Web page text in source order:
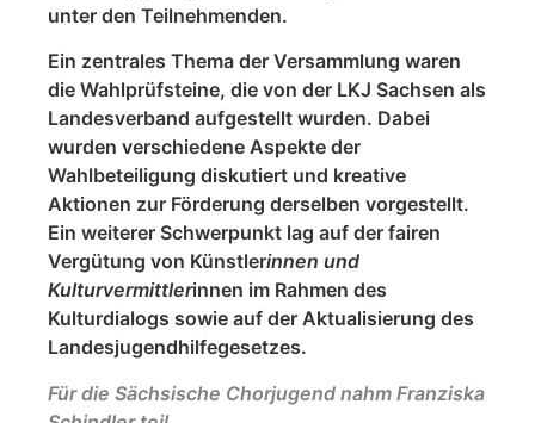
unter den Teilnehmenden.
Ein zentrales Thema der Versammlung waren
die Wahlprüfsteine, die von der LKJ Sachsen als
Landesverband aufgestellt wurden. Dabei
wurden verschiedene Aspekte der
Wahlbeteiligung diskutiert und kreative
Aktionen zur Förderung derselben vorgestellt.
Ein weiterer Schwerpunkt lag auf der fairen
Vergütung von Künstlerinnen und
Kulturvermittlerinnen im Rahmen des
Kulturdialogs sowie auf der Aktualisierung des
Landesjugendhilfegesetzes.
Für die Sächsische Chorjugend nahm Franziska